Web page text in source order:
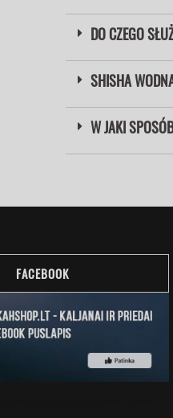
DO CZEGO
SHISHA
W JAKI
FACEBOOK